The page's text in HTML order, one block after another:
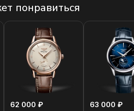
понравиться
62 000 ₽ 63 000 ₽